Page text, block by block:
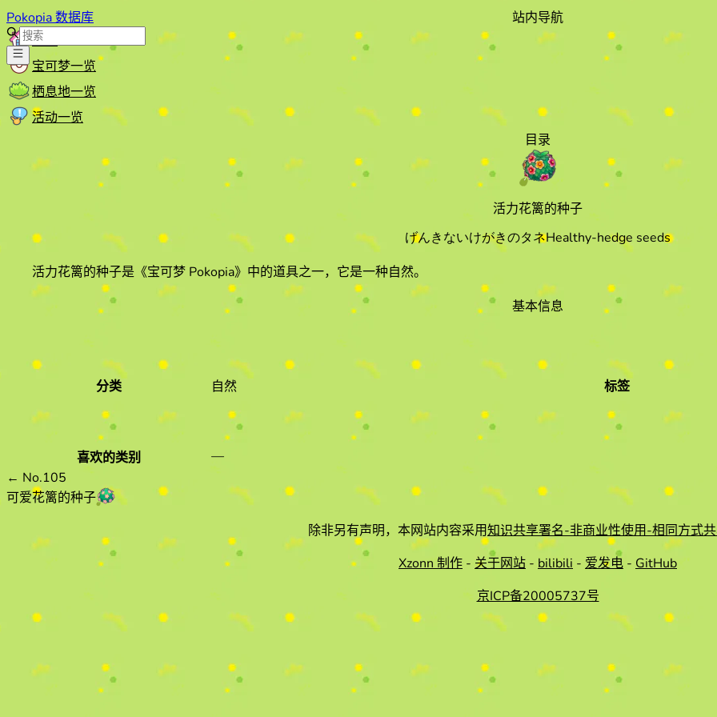
Pokopia 数据库
站内导航
首页
宝可梦一览
栖息地一览
活动一览
目录
活力花篱的种子
げんきないけがきのタネHealthy-hedge seeds
活力花篱的种子是《宝可梦 Pokopia》中的道具之一，它是一种自然。
基本信息
分类 自然 标签
喜欢的类别
—
← No.105
可爱花篱的种子
除非另有声明，本网站内容采用知识共享署名-非商业性使用-相同方式
Xzonn 制作 - 关于网站 - bilibili - 爱发电 - GitHub
京ICP备20005737号